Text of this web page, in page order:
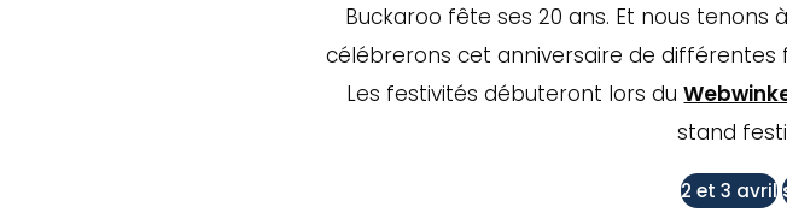
Buckaroo fête ses 20 ans. Et nous tenons
célébrerons cet anniversaire de différentes
Les festivités débuteront lors du
stand
2 et 3 avril